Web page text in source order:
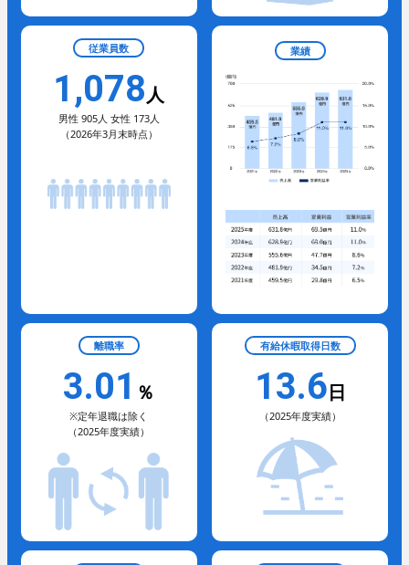
従業員数
1,078人
男性 905人 女性 173人
（2026年3月末時点）
業績
離職率
3.01 ％
※定年退職は除く
（2025年度実績）
有給休暇取得日数
13.6日
（2025年度実績）
働く環境
- 数字で見るパナソニック
EWエンジニアリング
- 福利厚生・各種制度
- 当社のビジネス
募集要項
納入事例
スポーツ施設
学校・病院・官公庁
ホテル・ホール・テレビスタジオ
ニュース協力会社の皆様へ お問い合わせ
福利厚生・各種制度